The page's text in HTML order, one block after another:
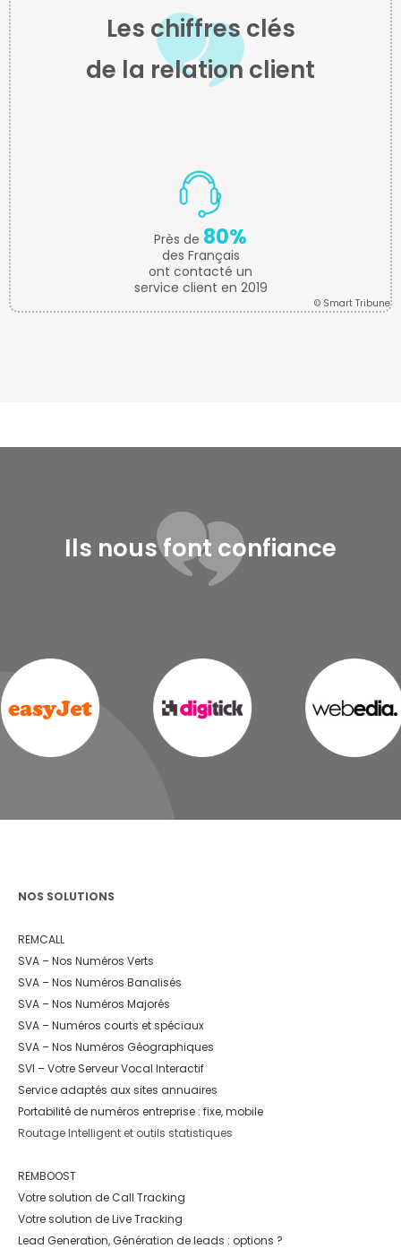
Les chiffres clés
de la relation client
Près de 80%
des Français
ont contacté un
service client en 2019
© Smart Tribune
Ils nous font confiance
NOS SOLUTIONS
REMCALL
SVA – Nos Numéros Verts
SVA – Nos Numéros Banalisés
SVA – Nos Numéros Majorés
SVA – Numéros courts et spéciaux
SVA – Nos Numéros Géographiques
SVI – Votre Serveur Vocal Interactif
Service adaptés aux sites annuaires
Portabilité de numéros entreprise : fixe, mobile
Routage Intelligent et outils statistiques
REMBOOST
Votre solution de Call Tracking
Votre solution de Live Tracking
Lead Generation, Génération de leads : options ?